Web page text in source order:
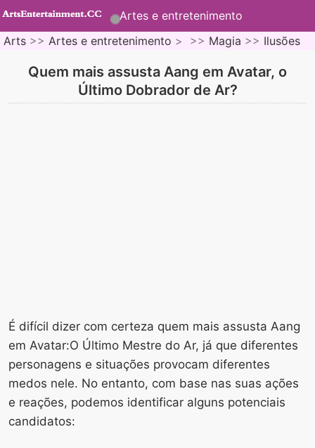
Artes e entretenimento
Arts >> Artes e entretenimento > >> Magia >> Ilusões
Quem mais assusta Aang em Avatar, o
Último Dobrador de Ar?
É difícil dizer com certeza quem mais assusta Aang
em Avatar:O Último Mestre do Ar, já que diferentes
personagens e situações provocam diferentes
medos nele. No entanto, com base nas suas ações
e reações, podemos identificar alguns potenciais
candidatos: